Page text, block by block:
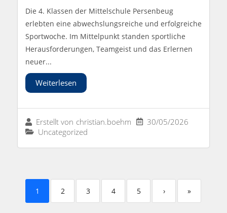
Erstellt von christian.boehm
30/05/2026
Uncategorized
Die 4. Klassen der Mittelschule Persenbeug
erlebten eine abwechslungsreiche und erfolgreiche
Sportwoche. Im Mittelpunkt standen sportliche
Herausforderungen, Teamgeist und das Erlernen
neuer...
Weiterlesen
1 2 3 4 5 › »